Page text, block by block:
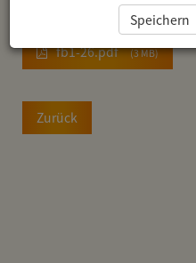
Papierform zu. Bitte nehmen
fb1-26.pdf 3 MB
Zurück
Speichern